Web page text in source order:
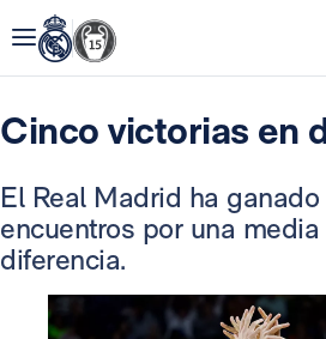
Cinco victorias en
El Real Madrid ha
encuentros por una
diferencia.